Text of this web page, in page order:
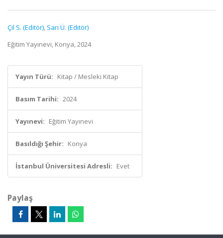
Çil S. (Editör), Sarı Ü. (Editör)
Eğitim Yayınevi, Konya, 2024
Yayın Türü: Kitap / Mesleki Kitap
Basım Tarihi: 2024
Yayınevi: Eğitim Yayınevi
Basıldığı Şehir: Konya
İstanbul Üniversitesi Adresli: Evet
Paylaş